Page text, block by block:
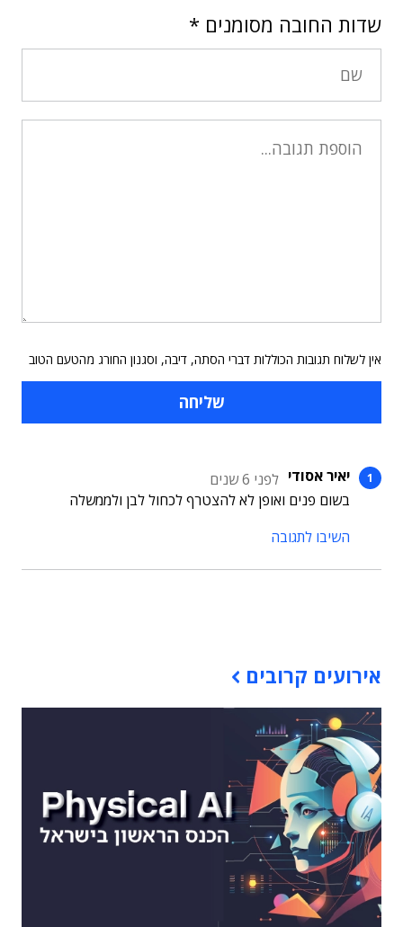
שדות החובה מסומנים *
אין לשלוח תגובות הכוללות דברי הסתה, דיבה, וסגנון החורג מהטעם הטוב
יאיר אסודי לפני 6 שנים
בשום פנים ואופן לא להצטרף לכחול לבן ולממשלה
השיבו לתגובה
אירועים קרובים